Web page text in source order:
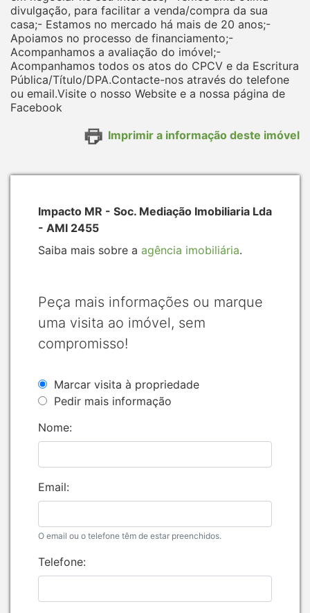
divulgação, para facilitar a venda/compra da sua
casa;- Estamos no mercado há mais de 20 anos;-
Apoiamos no processo de financiamento;-
Acompanhamos a avaliação do imóvel;-
Acompanhamos todos os atos do CPCV e da Escritura
Pública/Título/DPA.Contacte-nos através do telefone
ou email.Visite o nosso Website e a nossa página de
Facebook
Imprimir a informação deste imóvel
Impacto MR - Soc. Mediação Imobiliaria Lda
- AMI 2455
Saiba mais sobre a agência imobiliária.
Peça mais informações ou marque
uma visita ao imóvel, sem
compromisso!
Marcar visita à propriedade
Pedir mais informação
Nome:
Email:
O email ou o telefone têm de estar preenchidos.
Telefone: